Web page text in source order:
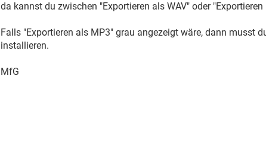
da kannst du zwischen "Exportieren als WAV" oder
Falls "Exportieren als MP3" grau angezeigt wäre, dann musst
installieren.
MfG